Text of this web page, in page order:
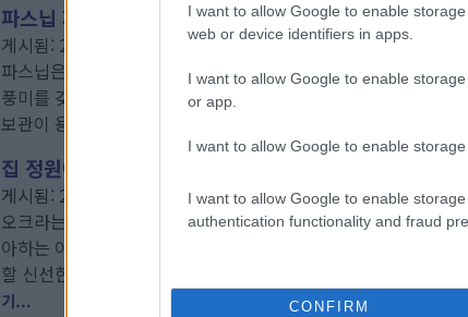
I want to allow Google to enable
web or device identifiers in apps.
I want to allow Google to enable
or app.
I want to allow Google to enable
I want to allow Google to enable
authentication functionality and fraud
CONFIRM
파스닙 재배: 집에서 직접 키운 달콤한 뿌리채소를 위한
게시됨: 2026년 4월 21일 오후 8시 1분 46초 UTC
파스닙은 다른 채소들이 따라올 수 없는 특별한 매력을 지니고
풍미를 갖게 됩니다. 많은 정원사들이 파스닙 재배에 인내심이
보관이 용이한 보람찬 작물을 발견하게 됩니다.
집 정원에서 오크라를 키우는 완벽 가이드
게시됨: 2026년 4월 21일 오후 7시 56분 28초 UTC
오크라는 뒷마당 텃밭을 여름 내내 신선하고 영양가 풍부한 꼬
아하는 이 채소는 다른 작물들이 잘 자라지 못하는 곳에서도 잘
할 신선한 오크라를 꿈꾸든, 텃밭에 다양한 채소를 추가하고 싶
기...